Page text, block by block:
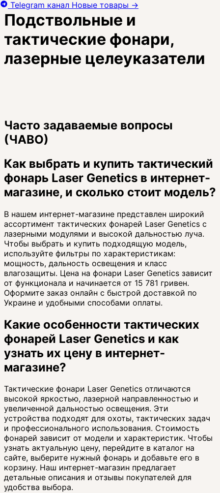
Подствольные и
тактические фонари,
лазерные целеуказатели
Часто задаваемые вопросы
(ЧАВО)
Как выбрать и купить тактический
фонарь Laser Genetics в интернет-
магазине, и сколько стоит модель?
В нашем интернет-магазине представлен широкий
ассортимент тактических фонарей Laser Genetics с
лазерными модулями и высокой дальностью луча.
Чтобы выбрать и купить подходящую модель,
используйте фильтры по характеристикам:
мощность, дальность освещения и класс
влагозащиты. Цена на фонари Laser Genetics зависит
от функционала и начинается от 15 781 гривен.
Оформите заказ онлайн с быстрой доставкой по
Украине и удобными способами оплаты.
Какие особенности тактических
фонарей Laser Genetics и как
узнать их цену в интернет-
магазине?
Тактические фонари Laser Genetics отличаются
высокой яркостью, лазерной направленностью и
увеличенной дальностью освещения. Эти
устройства подходят для охоты, тактических задач
и профессионального использования. Стоимость
фонарей зависит от модели и характеристик. Чтобы
узнать актуальную цену, перейдите в каталог на
сайте, выберите нужный фонарь и добавьте его в
корзину. Наш интернет-магазин предлагает
детальные описания и отзывы покупателей для
удобства выбора.
Telegram канал Новые товары →